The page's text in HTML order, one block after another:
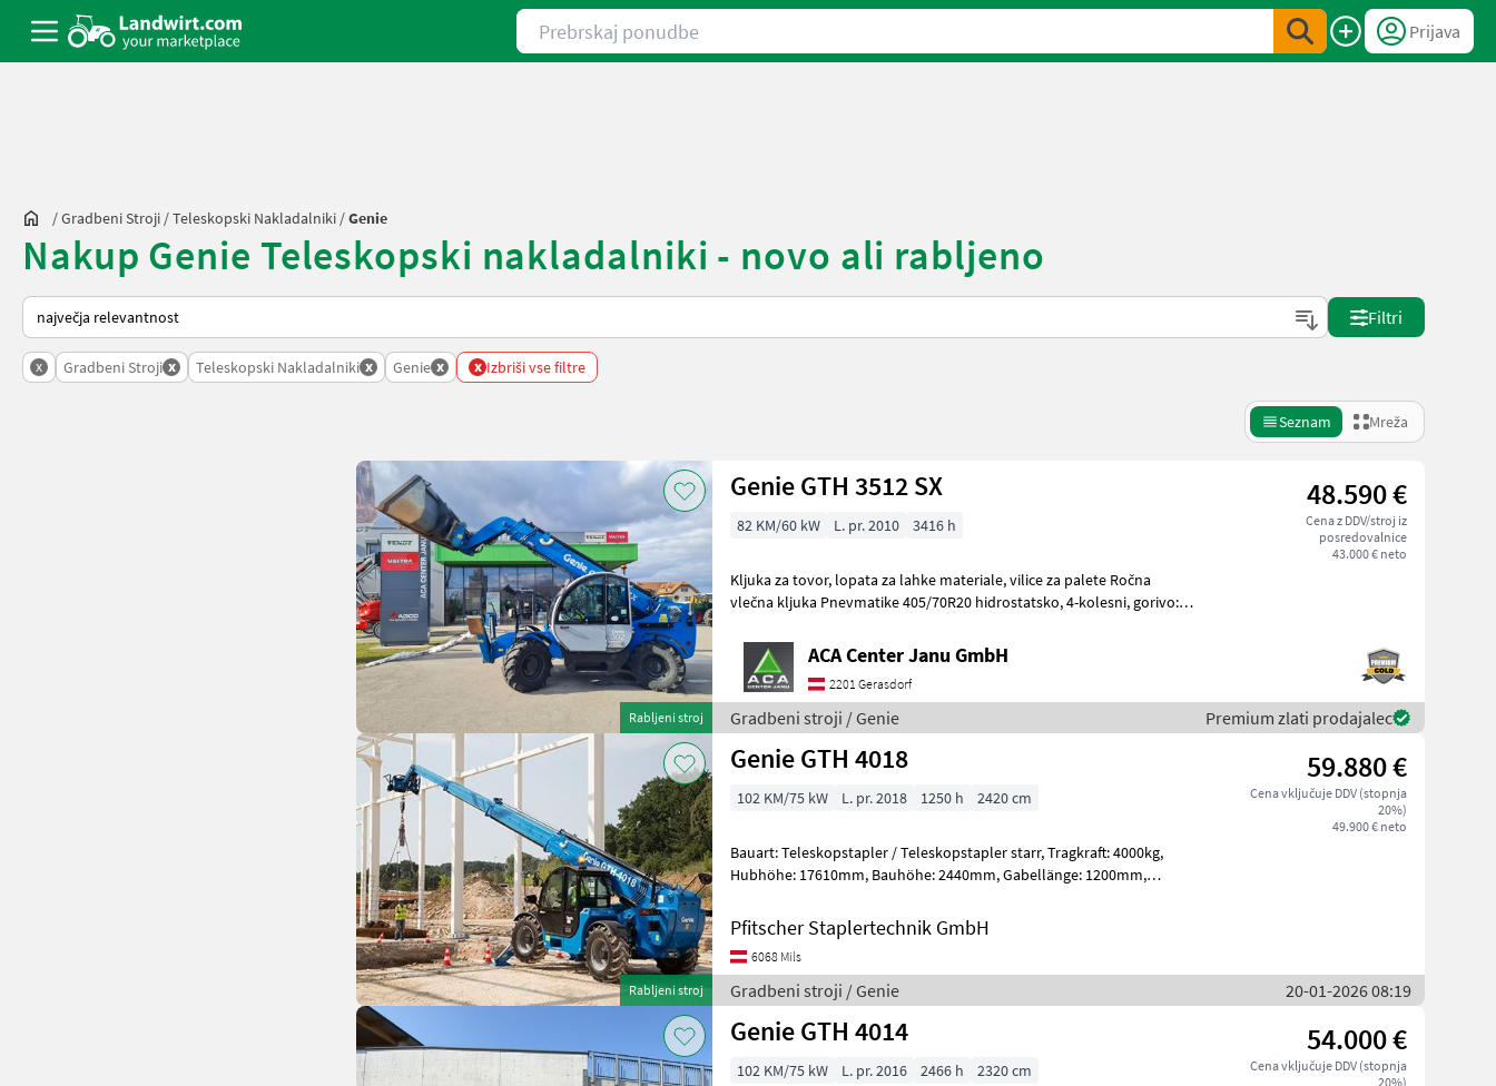
Prebrskaj ponudbe
Prijava
/Gradbeni Stroji /Teleskopski Nakladalniki /Genie
Nakup Genie Teleskopski nakladalniki - novo ali rabljeno
Tako je razvrščeno na Landwirt.com
Filtri
x Gradbeni Stroji x Teleskopski Nakladalniki x Genie x x Izbriši vse filtre
Seznam Mreža
Rabljeni stroj
Genie GTH 3512 SX 48.590 €
Cena z DDV/stroj iz
posredovalnice
43.000 € neto
82 KM/60 kW L. pr. 2010 3416 h
Kljuka za tovor, lopata za lahke materiale, vilice za palete Ročna
vlečna kljuka Pnevmatike 405/70R20 hidrostatsko, 4-kolesni, gorivo:
ACA Center Janu GmbH
2201 Gerasdorf
Gradbeni stroji / Genie Premium zlati prodajalec
Rabljeni stroj
Genie GTH 4018 59.880 €
Cena vključuje DDV (stopnja
20%)
49.900 € neto
102 KM/75 kW L. pr. 2018 1250 h 2420 cm
Bauart: Teleskopstapler / Teleskopstapler starr, Tragkraft: 4000kg,
Hubhöhe: 17610mm, Bauhöhe: 2440mm, Gabellänge: 1200mm,
Pfitscher Staplertechnik GmbH
6068 Mils
Gradbeni stroji / Genie 20-01-2026 08:19
Genie GTH 4014 54.000 €
Cena vključuje DDV (stopnja
20%)
102 KM/75 kW L. pr. 2016 2466 h 2320 cm